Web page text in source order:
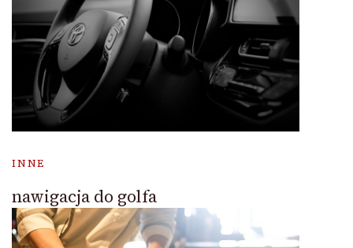
INNE
nawigacja do golfa